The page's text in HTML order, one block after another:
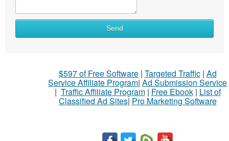
What
Send
$597 of Free Software| Targeted Traffic| Ad
Service Affiliate Program| Ad Submission Service
| Traffic Affiliate Program| Free Ebook| List of
Classified Ad Sites| Pro Marketing Software